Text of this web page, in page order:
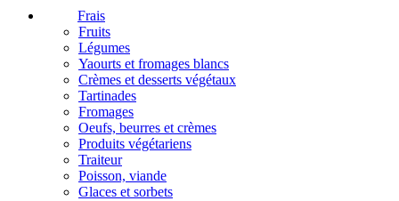
Frais
Fruits
Légumes
Yaourts et fromages blancs
Crèmes et desserts végétaux
Tartinades
Fromages
Oeufs, beurres et crèmes
Produits végétariens
Traiteur
Poisson, viande
Glaces et sorbets